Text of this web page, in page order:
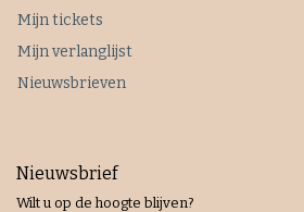
Mijn tickets
Mijn verlanglijst
Nieuwsbrieven
Nieuwsbrief
Wilt u op de hoogte blijven?